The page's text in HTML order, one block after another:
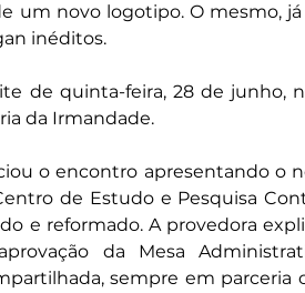
um novo logotipo. O mesmo,
inéditos.
de quinta-feira, 28 de junho,
da Irmandade.
o encontro apresentando o
de Estudo e Pesquisa
e reformado. A provedora
da Mesa
sempre em parceria